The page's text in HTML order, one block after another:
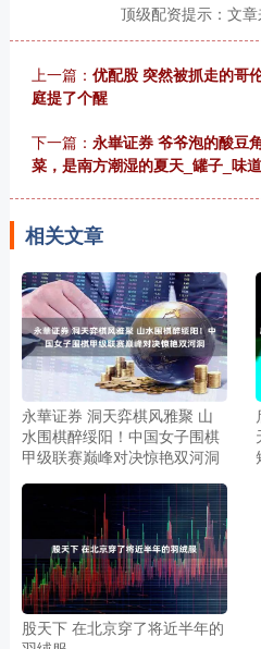
顶级配资提示：文章
上一篇： 优配股 突然被抓走的哥
庭提了个醒
下一篇： 永崋证券 爷爷泡的酸豆
菜，是南方潮湿的夏天_罐子_味
相关文章
永華证券 洞天弈棋风雅聚 山
水围棋醉绥阳！中国女子围棋
甲级联赛巅峰对决惊艳双河洞
股天下 在北京穿了将近半年的